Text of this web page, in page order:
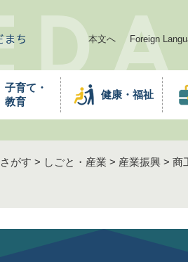
本文へ
Foreign
子育て・
教育
健康・福祉
がす > しごと・産業 > 産業振興 > 商